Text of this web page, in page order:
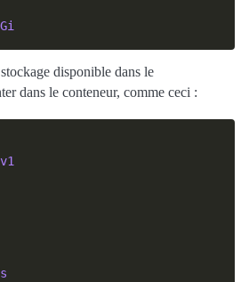
disponible dans le
dans le conteneur, comme ceci :